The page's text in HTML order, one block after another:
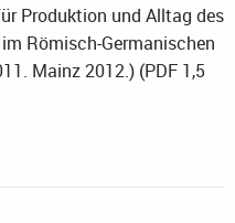
Produktion und Alltag des
Römisch-Germanischen
Mainz 2012.) (PDF 1,5